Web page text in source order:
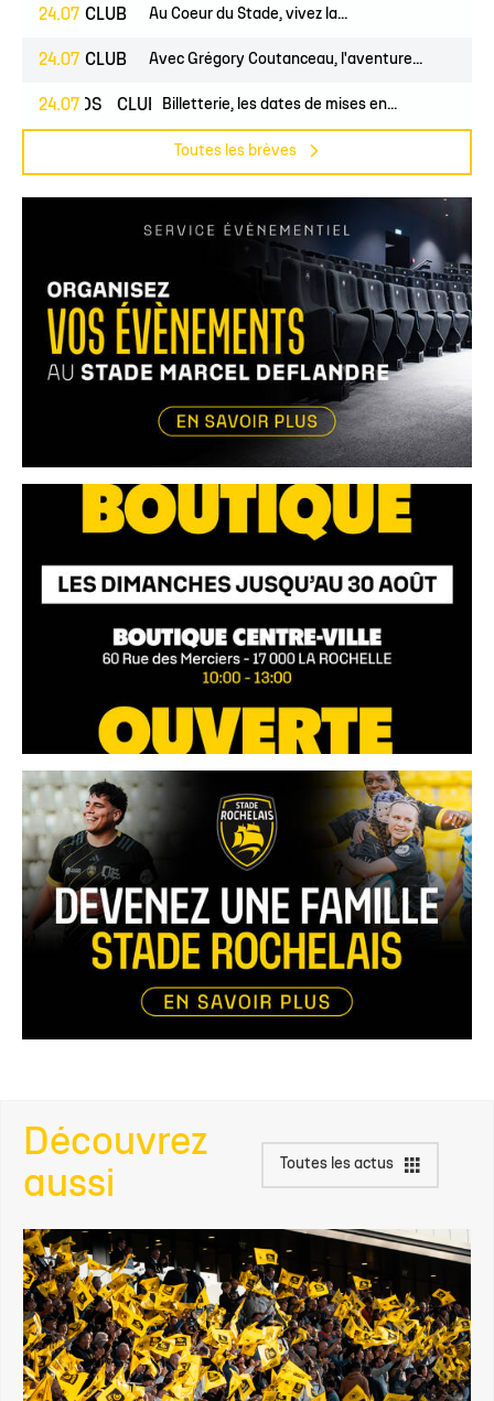
24.07 CLUB Au Coeur du Stade, vivez la...
24.07 CLUB Avec Grégory Coutanceau, l'aventure...
24.07
PROS CLUB Billetterie, les dates de mises en...
Toutes les brèves
Découvrez
aussi
Toutes les actus